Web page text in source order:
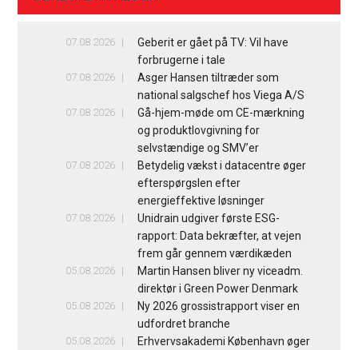
07.08.2026
Geberit er gået på TV: Vil have
forbrugerne i tale
07.08.2026
Asger Hansen tiltræder som
national salgschef hos Viega A/S
07.08.2026
Gå-hjem-møde om CE-mærkning
og produktlovgivning for
selvstændige og SMV’er
07.08.2026
Betydelig vækst i datacentre øger
efterspørgslen efter
energieffektive løsninger
07.08.2026
Unidrain udgiver første ESG-
rapport: Data bekræfter, at vejen
frem går gennem værdikæden
05.08.2026
Martin Hansen bliver ny viceadm.
direktør i Green Power Denmark
05.08.2026
Ny 2026 grossistrapport viser en
udfordret branche
05.08.2026
Erhvervsakademi København øger